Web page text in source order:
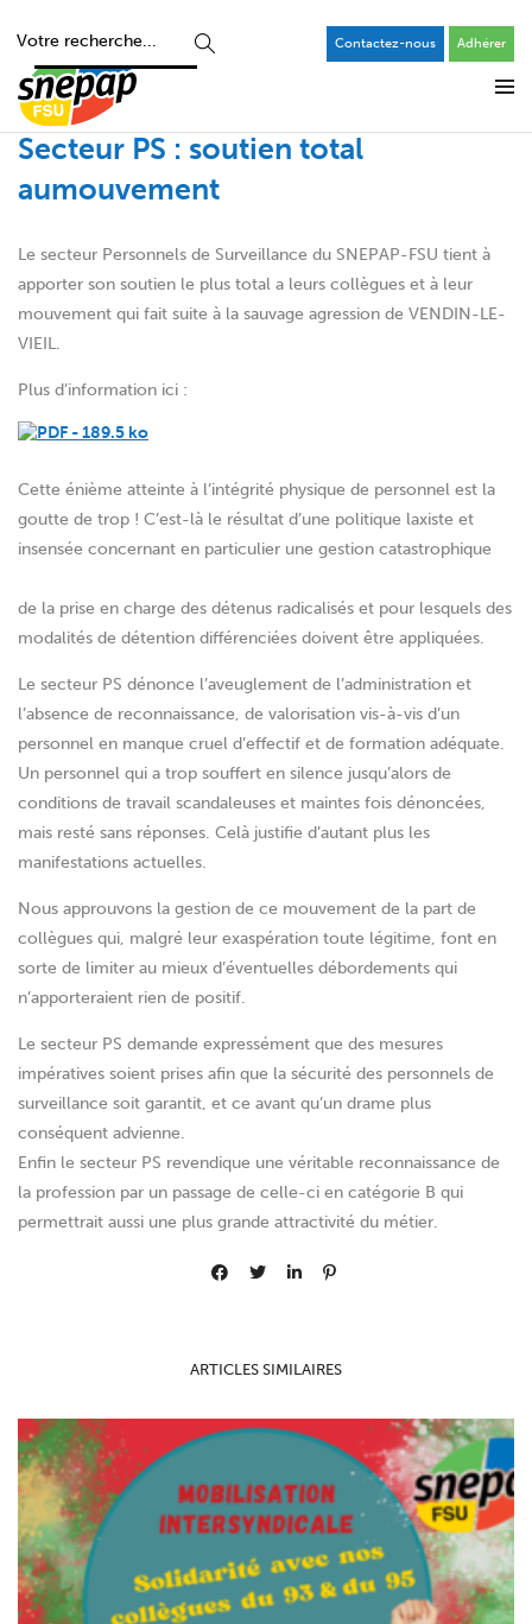
Contactez-nous Adhérer
Secteur PS : soutien total
aumouvement
Le secteur Personnels de Surveillance du SNEPAP-FSU tient à
apporter son soutien le plus total a leurs collègues et à leur
mouvement qui fait suite à la sauvage agression de VENDIN-LE-
VIEIL.
Plus d’information ici :
Cette énième atteinte à l’intégrité physique de personnel est la
goutte de trop ! C’est-là le résultat d’une politique laxiste et
insensée concernant en particulier une gestion catastrophique
de la prise en charge des détenus radicalisés et pour lesquels des
modalités de détention différenciées doivent être appliquées.
Le secteur PS dénonce l’aveuglement de l’administration et
l’absence de reconnaissance, de valorisation vis-à-vis d’un
personnel en manque cruel d’effectif et de formation adéquate.
Un personnel qui a trop souffert en silence jusqu’alors de
conditions de travail scandaleuses et maintes fois dénoncées,
mais resté sans réponses. Celà justifie d’autant plus les
manifestations actuelles.
Nous approuvons la gestion de ce mouvement de la part de
collègues qui, malgré leur exaspération toute légitime, font en
sorte de limiter au mieux d’éventuelles débordements qui
n’apporteraient rien de positif.
Le secteur PS demande expressément que des mesures
impératives soient prises afin que la sécurité des personnels de
surveillance soit garantit, et ce avant qu’un drame plus
conséquent advienne.
Enfin le secteur PS revendique une véritable reconnaissance de
la profession par un passage de celle-ci en catégorie B qui
permettrait aussi une plus grande attractivité du métier.
ARTICLES SIMILAIRES